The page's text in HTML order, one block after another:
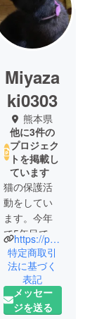
Miyaza
ki0303
熊本県
他に3件の
プロジェク
トを掲載し
ています
猫の保護活
動をしてい
ます。今年
で5年目で
す。
子育ての
中、出来る
ことをでき
る時間に出
https://profile.ameba.jp/ameba/0707lovekyo-1216
特定商取引
法に基づく
表記
メッセー
ジを送る